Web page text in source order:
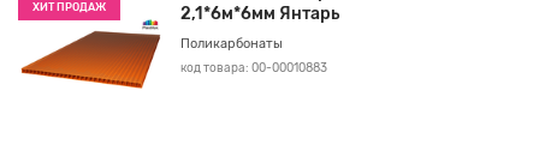
ХИТ ПРОДАЖ
2,1*6м*6мм Янтарь
Поликарбонаты
код товара: 00-00010883